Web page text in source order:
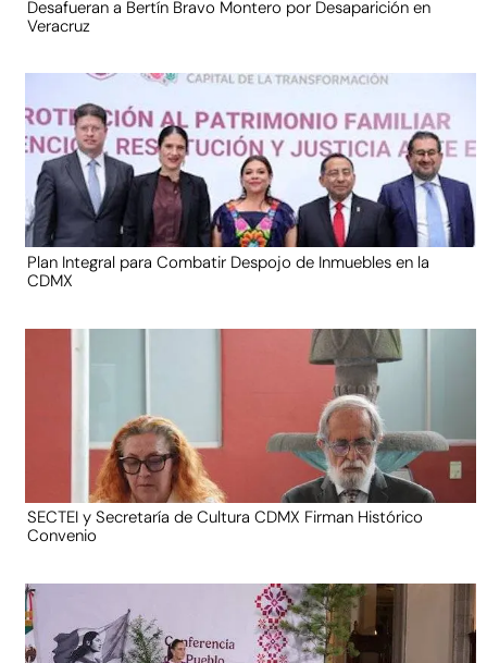
Desafueran a Bertín Bravo Montero por Desaparición en
Veracruz
Plan Integral para Combatir Despojo de Inmuebles en la
CDMX
SECTEI y Secretaría de Cultura CDMX Firman Histórico
Convenio